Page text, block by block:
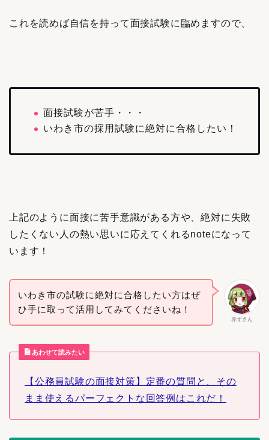
これを読めば自信を持って面接試験に臨めますので、
面接試験が苦手・・・
いわき市の採用試験に絶対に合格したい！
上記のように面接に苦手意識がある方や、絶対に失敗
したくない人の熱い思いに応えてくれるnoteになって
います！
赤ずきん
いわき市の試験に絶対に合格したい方はぜ
ひ手に取って活用してみてくださいね！
あわせて読みたい
【公務員試験の面接対策】定番の質問と、その
まま使えるパーフェクトな回答例はこれだ！